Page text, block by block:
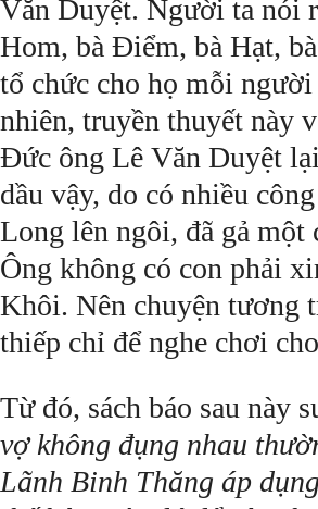
Văn Duyệt. Người ta nói
Hom, bà Ðiểm, bà Hạt,
tổ chức cho họ mỗi
nhiên, truyền thuyết này
Ðức ông Lê Văn Duyệt
dầu vậy, do có nhiều
Long lên ngôi, đã gả
Ông không có con phải
Khôi. Nên chuyện tương
thiếp chỉ để nghe chơi
Từ đó, sách báo sau này
vợ không đụng nhau
Lãnh Binh Thăng áp